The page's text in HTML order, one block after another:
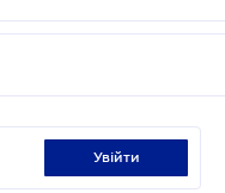
увійти